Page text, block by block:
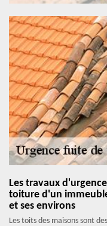
Les travaux
toiture d'un
et ses environs
Les toits des maisons sont